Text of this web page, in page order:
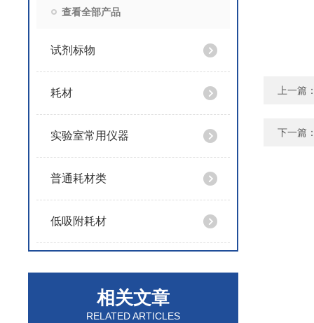
查看全部产品
试剂标物
耗材
实验室常用仪器
普通耗材类
低吸附耗材
相关文章
RELATED ARTICLES
上一篇
下一篇